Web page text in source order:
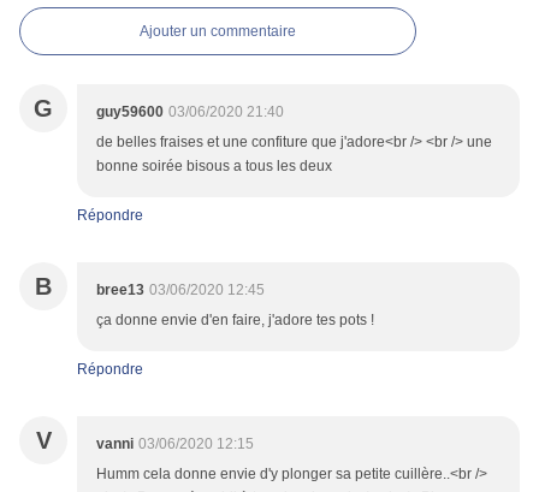
Ajouter un commentaire
G guy59600 03/06/2020 21:40
de belles fraises et une confiture que j'adore<br /> <br /> une
bonne soirée bisous a tous les deux
Répondre
B bree13 03/06/2020 12:45
ça donne envie d'en faire, j'adore tes pots !
Répondre
V vanni 03/06/2020 12:15
Humm cela donne envie d'y plonger sa petite cuillère..<br />